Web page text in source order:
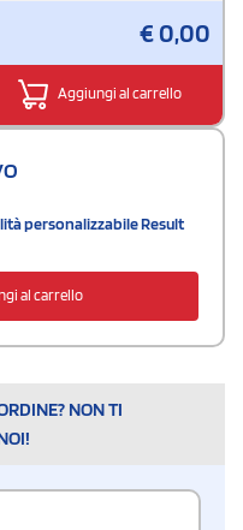
€0,00
Aggiungi al carrello
personalizzabile Result
al carrello
NON TI